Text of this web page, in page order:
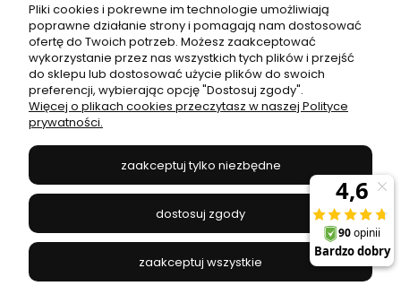
Płatności i dostawa
Informacje
JANEX
669-050-03-43
504 545 749//E-mail:sklep@janexmarket.pl
Pliki cookies i pokrewne im technologie umożliwiają
poprawne działanie strony i pomagają nam dostosować
ofertę do Twoich potrzeb. Możesz zaakceptować
wykorzystanie przez nas wszystkich tych plików i przejść
do sklepu lub dostosować użycie plików do swoich
preferencji, wybierając opcję "Dostosuj zgody".
Więcej o plikach cookies przeczytasz w naszej Polityce
prywatności.
zaakceptuj tylko niezbędne
dostosuj zgody
zaakceptuj wszystkie